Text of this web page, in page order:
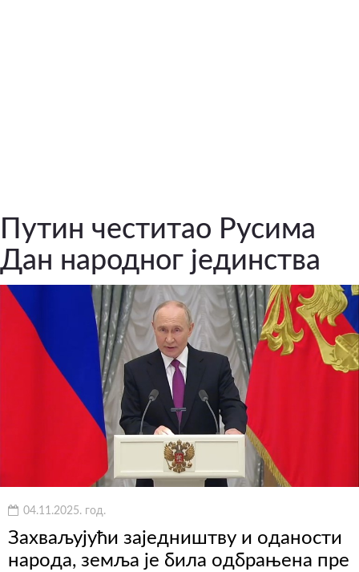
Путин честитао Русима
Дан народног јединства
04.11.2025. год.
Захваљујући заједништву и оданости
народа, земља је била одбрањена пре